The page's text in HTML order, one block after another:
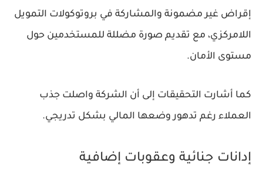
إقراض غير مضمونة والمشاركة في بروتوكولات التمويل
اللامركزي، مع تقديم صورة مضللة للمستخدمين حول
مستوى الأمان.
كما أشارت التحقيقات إلى أن الشركة واصلت جذب
العملاء رغم تدهور وضعها المالي بشكل تدريجي.
إدانات جنائية وعقوبات إضافية